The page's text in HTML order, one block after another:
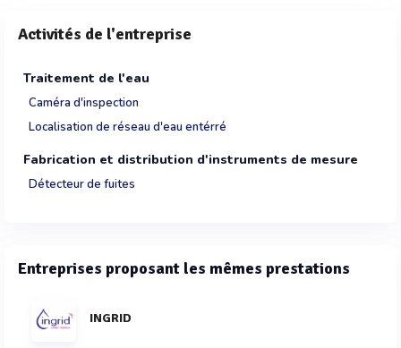
Activités de l'entreprise
Traitement de l'eau
Caméra d'inspection
Localisation de réseau d'eau entérré
Fabrication et distribution d'instruments de mesure
Détecteur de fuites
Entreprises proposant les mêmes prestations
INGRID